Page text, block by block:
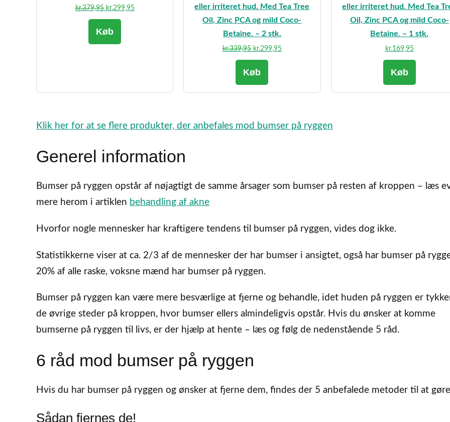
kr.379,95 Den
oprindelige
pris
kr.299,95Den
Køb
eller irriteret hud. Med Tea Tree
Oil, Zinc PCA og mild Coco-
Betaine. – 2 stk.
kr.339,95 Den
oprindelige
pris
kr.339,95.
kr.299,95Den
kr.299,95.
Køb
eller irriteret hud. Med Tea
Oil, Zinc PCA og mild Coco-
Betaine. – 1 stk.
kr.169,95
Køb
Klik her for at se flere produkter, der anbefales mod bumser på ryggen
Generel information
Bumser på ryggen opstår af nøjagtigt de samme årsager som bumser på resten af kroppen – læs
mere herom i artiklen behandling af akne
Hvorfor nogle mennesker har kraftigere tendens til bumser på ryggen, vides dog ikke.
Statistikkerne viser at ca. 2/3 af de mennesker der har bumser i ansigtet, også har bumser på
20% af alle raske, voksne mænd har bumser på ryggen.
Bumser på ryggen kan være mere besværlige at fjerne og behandle, idet huden på ryggen er
de øvrige steder på kroppen, hvor bumser ellers almindeligvis opstår. Hvis du ønsker at komme
bumserne på ryggen til livs, er der hjælp at hente – læs og følg de nedenstående 5 råd.
6 råd mod bumser på ryggen
Hvis du har bumser på ryggen og ønsker at fjerne dem, findes der 5 anbefalede metoder til at
Sådan fjernes de!